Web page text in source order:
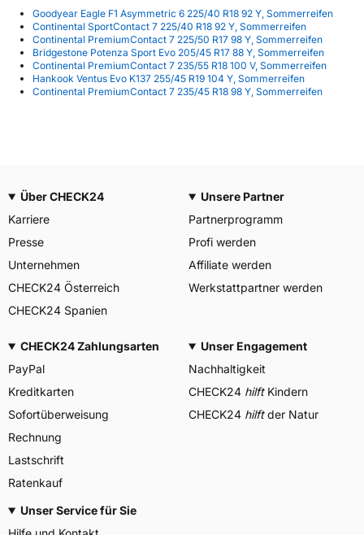
Goodyear Eagle F1 Asymmetric 6 225/40 R18 92 Y, Sommerreifen
Continental SportContact 7 225/40 R18 92 Y, Sommerreifen
Continental PremiumContact 7 225/50 R17 98 Y, Sommerreifen
Bridgestone Potenza Sport Evo 205/45 R17 88 Y, Sommerreifen
Continental PremiumContact 7 235/55 R18 100 V, Sommerreifen
Hankook Ventus Evo K137 255/45 R19 104 Y, Sommerreifen
Continental PremiumContact 7 235/45 R18 98 Y, Sommerreifen
Über CHECK24
Karriere
Presse
Unternehmen
CHECK24 Österreich
CHECK24 Spanien
Unsere Partner
Partnerprogramm
Profi werden
Affiliate werden
Werkstattpartner werden
CHECK24 Zahlungsarten
PayPal
Kreditkarten
Sofortüberweisung
Rechnung
Lastschrift
Ratenkauf
Unser Engagement
Nachhaltigkeit
CHECK24 hilftKindern
CHECK24 hilftder Natur
Unser Service für Sie